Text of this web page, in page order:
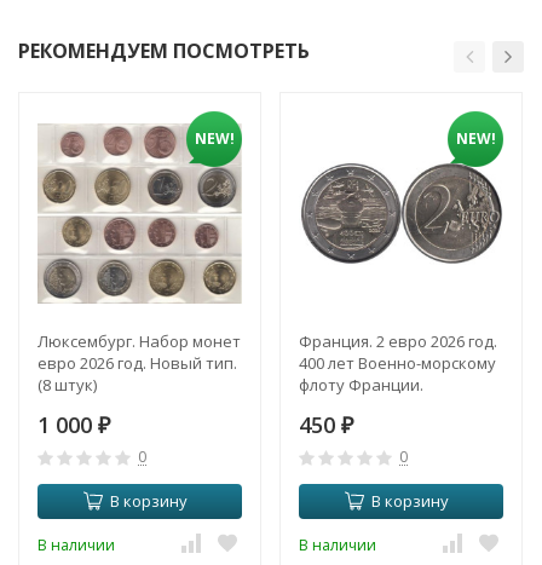
РЕКОМЕНДУЕМ ПОСМОТРЕТЬ
NEW!
Люксембург. Набор монет
евро 2026 год. Новый тип.
(8 штук)
1 000 ₽
0
В корзину
В наличии
NEW!
Франция. 2 евро 2026 год.
400 лет Военно-морскому
флоту Франции.
450 ₽
0
В корзину
В наличии